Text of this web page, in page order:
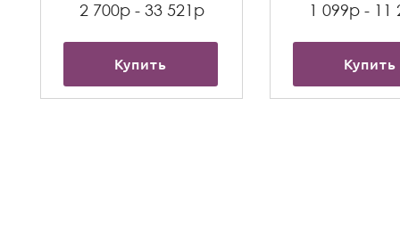
2 700р - 33 521р
Купить
1 099р - 11
Купить